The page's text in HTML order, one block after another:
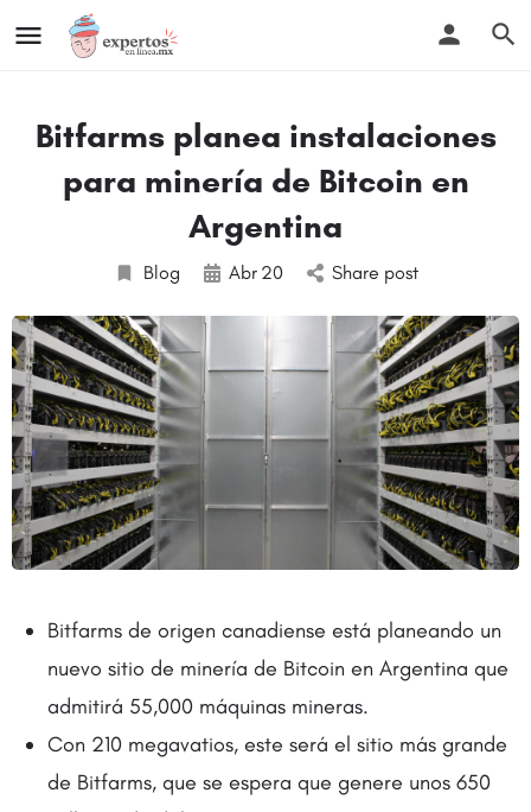
Bitfarms planea instalaciones
para minería de Bitcoin en
Argentina
Blog Abr 20 Share post
Bitfarms de origen canadiense está planeando un
nuevo sitio de minería de Bitcoin en Argentina que
admitirá 55,000 máquinas mineras.
Con 210 megavatios, este será el sitio más grande
de Bitfarms, que se espera que genere unos 650